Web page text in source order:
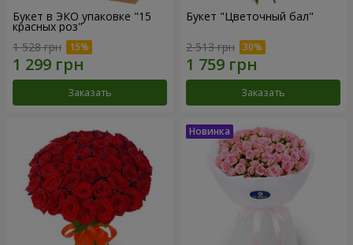
Букет в ЭКО упаковке "15
красных роз"
1 528 грн
Заказать
Букет "Цветочный бал"
2 513 грн
Заказать